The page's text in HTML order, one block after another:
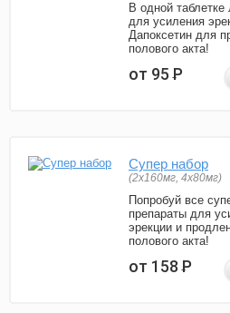
В одной таблетке
для усиления
Дапоксетин для
полового акта!
от 95Р
Супер набор
(2х160мг, 4х80мг)
Попробуй все
препараты для
эрекции и
полового акта!
от 158Р